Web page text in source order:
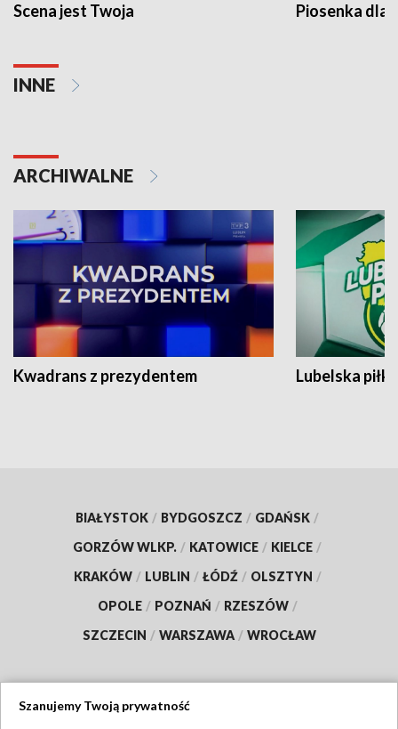
Scena jest Twoja Piosenka dla
INNE
ARCHIWALNE
Kwadrans z prezydentem Lubelska piłka
BIAŁYSTOK / BYDGOSZCZ / GDAŃSK /
GORZÓW WLKP. / KATOWICE / KIELCE /
KRAKÓW / LUBLIN / ŁÓDŹ / OLSZTYN /
OPOLE / POZNAŃ / RZESZÓW /
SZCZECIN / WARSZAWA / WROCŁAW
Szanujemy Twoją prywatność